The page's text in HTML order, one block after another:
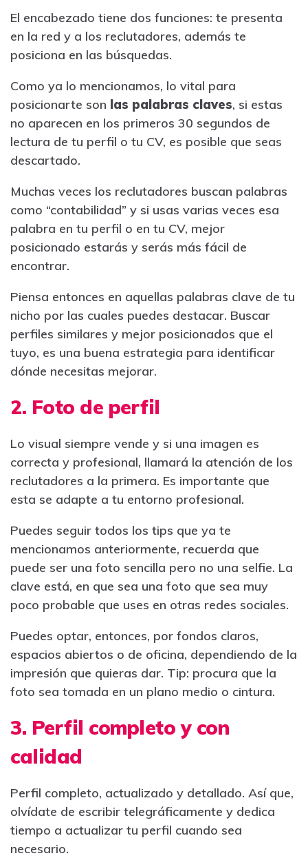
El encabezado tiene dos funciones: te presenta
en la red y a los reclutadores, además te
posiciona en las búsquedas.
Como ya lo mencionamos, lo vital para
posicionarte son las palabras claves, si estas
no aparecen en los primeros 30 segundos de
lectura de tu perfil o tu CV, es posible que seas
descartado.
Muchas veces los reclutadores buscan palabras
como “contabilidad” y si usas varias veces esa
palabra en tu perfil o en tu CV, mejor
posicionado estarás y serás más fácil de
encontrar.
Piensa entonces en aquellas palabras clave de tu
nicho por las cuales puedes destacar. Buscar
perfiles similares y mejor posicionados que el
tuyo, es una buena estrategia para identificar
dónde necesitas mejorar.
2. Foto de perfil
Lo visual siempre vende y si una imagen es
correcta y profesional, llamará la atención de los
reclutadores a la primera. Es importante que
esta se adapte a tu entorno profesional.
Puedes seguir todos los tips que ya te
mencionamos anteriormente, recuerda que
puede ser una foto sencilla pero no una selfie. La
clave está, en que sea una foto que sea muy
poco probable que uses en otras redes sociales.
Puedes optar, entonces, por fondos claros,
espacios abiertos o de oficina, dependiendo de la
impresión que quieras dar. Tip: procura que la
foto sea tomada en un plano medio o cintura.
3. Perfil completo y con
calidad
Perfil completo, actualizado y detallado. Así que,
olvídate de escribir telegráficamente y dedica
tiempo a actualizar tu perfil cuando sea
necesario.